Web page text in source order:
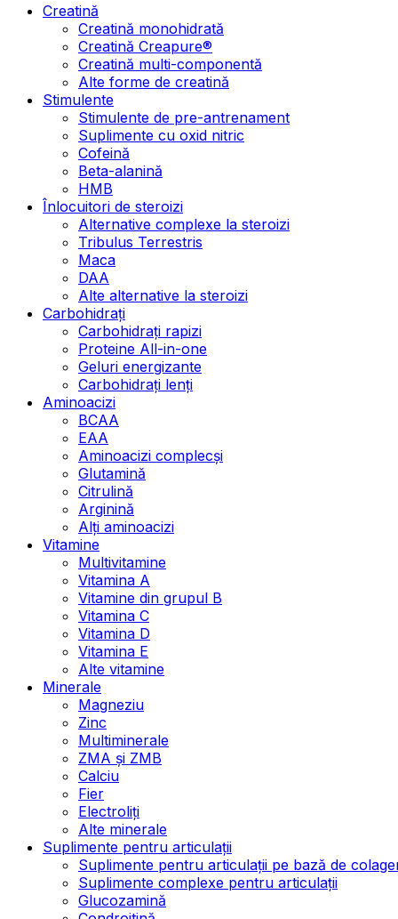
Creatină
Creatină monohidrată
Creatină Creapure®
Creatină multi-componentă
Alte forme de creatină
Stimulente
Stimulente de pre-antrenament
Suplimente cu oxid nitric
Cofeină
Beta-alanină
HMB
Înlocuitori de steroizi
Alternative complexe la steroizi
Tribulus Terrestris
Maca
DAA
Alte alternative la steroizi
Carbohidrați
Carbohidrați rapizi
Proteine All-in-one
Geluri energizante
Carbohidrați lenți
Aminoacizi
BCAA
EAA
Aminoacizi complecși
Glutamină
Citrulină
Arginină
Alți aminoacizi
Vitamine
Multivitamine
Vitamina A
Vitamine din grupul B
Vitamina C
Vitamina D
Vitamina E
Alte vitamine
Minerale
Magneziu
Zinc
Multiminerale
ZMA și ZMB
Calciu
Fier
Electroliți
Alte minerale
Suplimente pentru articulații
Suplimente pentru articulații pe bază de
Suplimente complexe pentru articulații
Glucozamină